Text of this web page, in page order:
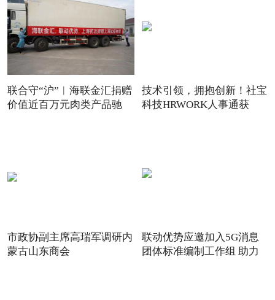
联合守“沪”︱海联金汇捐赠
价值近百万元肉类产品驰
技术引领，拥抱创新！社宝
科技HRWORK人事通获
市政协副主席高瑞军调研内
蒙古山东商会
联动优势应邀加入5G消息
团体标准编制工作组 助力